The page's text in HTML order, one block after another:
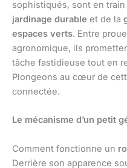
sophistiqués, sont en
jardinage durable et de la
espaces verts. Entre
agronomique, ils
tâche fastidieuse tout en
Plongeons au cœur de
connectée.
Le mécanisme d’un petit
Comment fonctionne un
Derrière son apparence